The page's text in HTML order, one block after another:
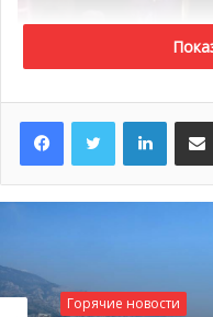
Горячие новости